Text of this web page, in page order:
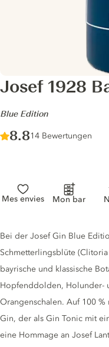
Josef 1928
-
Blue Edition
Score :
8.8/ 10
14 Bewertungen
Mes envies Mon bar
Gin description
Bei der Josef Gin Blue
Schmetterlingsblüte
bayrische und klassische
Hopfenddolden, Holunder-
Orangenschalen. Auf 100
Gin, der als Gin Tonic mit
eine Hommage an Josef